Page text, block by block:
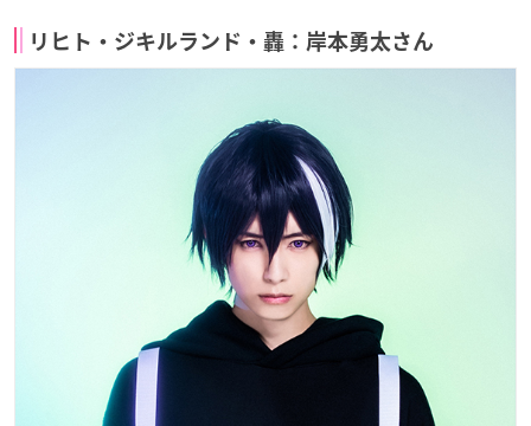
リヒト・ジキルランド・轟：岸本勇太さん